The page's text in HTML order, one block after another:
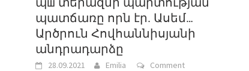
պատճառը որն էր. Ասեմ…
Արծրուն Հովհաննիսյանի
անդրադարձը
28.09.2021 Emilia Comment